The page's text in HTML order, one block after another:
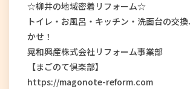
☆柳井の地域密着リフォーム☆
トイレ・お風呂・キッチン・洗面台の交
かせ！
晃和興産株式会社リフォーム事業部
【まごのて倶楽部】
https://magonote-reform.com